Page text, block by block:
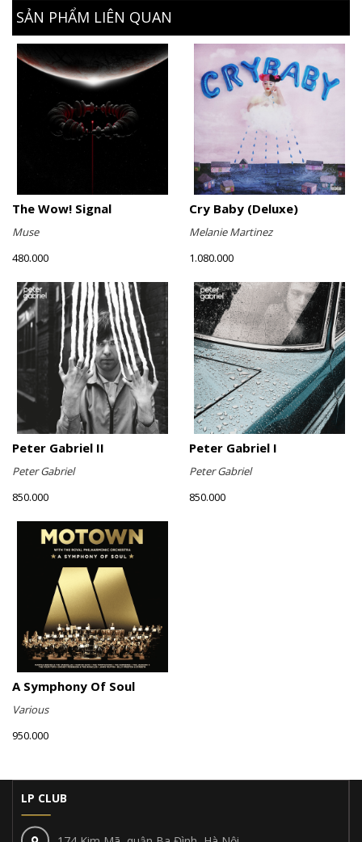
SẢN PHẨM LIÊN QUAN
The Wow! Signal
Muse
480.000
Cry Baby (Deluxe)
Melanie Martinez
1.080.000
Peter Gabriel II
Peter Gabriel
850.000
Peter Gabriel I
Peter Gabriel
850.000
A Symphony Of Soul
Various
950.000
LP CLUB